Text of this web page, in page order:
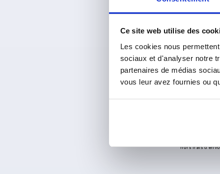
Ce site web utilise des
Les cookies nous
sociaux et d'analyser notre
partenaires de médias
vous leur avez fournies ou
vis
hors frais